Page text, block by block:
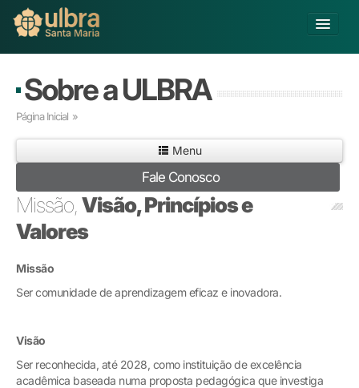
Buscar
Matricule-se
Educação Básica
Graduação
Pós-graduação
Pesquisa
Extensão
Inovação
Sobre a ULBRA
Página Inicial »
Menu
Fale Conosco
Missão,Visão, Princípios e
Valores
Missão
Ser comunidade de aprendizagem eficaz e inovadora.
Visão
Ser reconhecida, até 2028, como instituição de excelência
acadêmica baseada numa proposta pedagógica que investiga